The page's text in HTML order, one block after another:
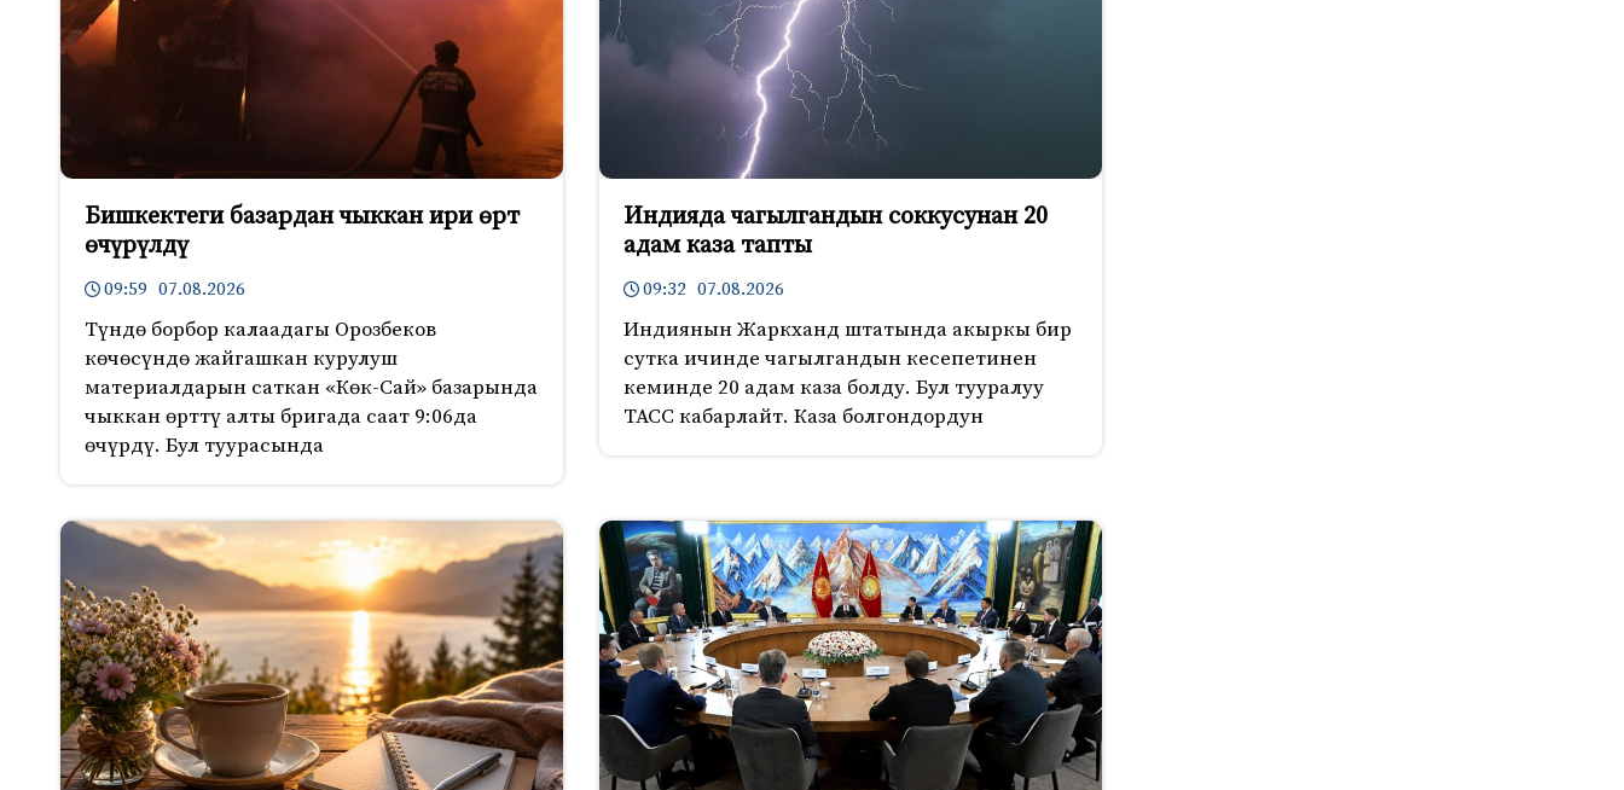
Бишкектеги базардан чыккан ири өрт
өчүрүлдү
09:59 07.08.2026
Түндө борбор калаадагы Орозбеков
көчөсүндө жайгашкан курулуш
материалдарын саткан «Көк-Сай» базарында
чыккан өрттү алты бригада саат 9:06да
өчүрдү. Бул туурасында
Индияда чагылгандын соккусунан 20
адам каза тапты
09:32 07.08.2026
Индиянын Жаркханд штатында акыркы бир
сутка ичинде чагылгандын кесепетинен
кеминде 20 адам каза болду. Бул тууралуу
ТАСС кабарлайт. Каза болгондордун